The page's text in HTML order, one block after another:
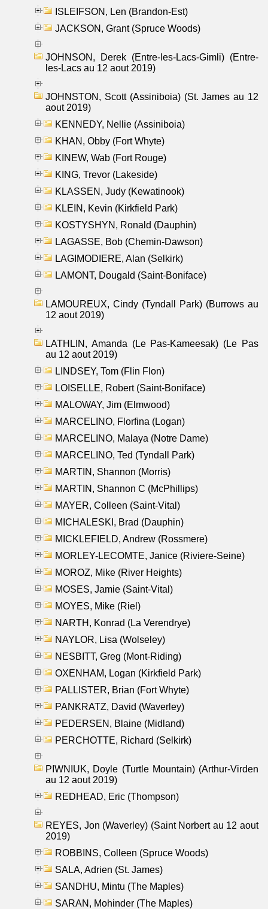
ISLEIFSON, Len (Brandon-Est)
JACKSON, Grant (Spruce Woods)
JOHNSON, Derek (Entre-les-Lacs-Gimli) (Entre-
les-Lacs au 12 aout 2019)
JOHNSTON, Scott (Assiniboia) (St. James au 12
aout 2019)
KENNEDY, Nellie (Assiniboia)
KHAN, Obby (Fort Whyte)
KINEW, Wab (Fort Rouge)
KING, Trevor (Lakeside)
KLASSEN, Judy (Kewatinook)
KLEIN, Kevin (Kirkfield Park)
KOSTYSHYN, Ronald (Dauphin)
LAGASSE, Bob (Chemin-Dawson)
LAGIMODIERE, Alan (Selkirk)
LAMONT, Dougald (Saint-Boniface)
LAMOUREUX, Cindy (Tyndall Park) (Burrows au
12 aout 2019)
LATHLIN, Amanda (Le Pas-Kameesak) (Le Pas
au 12 aout 2019)
LINDSEY, Tom (Flin Flon)
LOISELLE, Robert (Saint-Boniface)
MALOWAY, Jim (Elmwood)
MARCELINO, Florfina (Logan)
MARCELINO, Malaya (Notre Dame)
MARCELINO, Ted (Tyndall Park)
MARTIN, Shannon (Morris)
MARTIN, Shannon C (McPhillips)
MAYER, Colleen (Saint-Vital)
MICHALESKI, Brad (Dauphin)
MICKLEFIELD, Andrew (Rossmere)
MORLEY-LECOMTE, Janice (Riviere-Seine)
MOROZ, Mike (River Heights)
MOSES, Jamie (Saint-Vital)
MOYES, Mike (Riel)
NARTH, Konrad (La Verendrye)
NAYLOR, Lisa (Wolseley)
NESBITT, Greg (Mont-Riding)
OXENHAM, Logan (Kirkfield Park)
PALLISTER, Brian (Fort Whyte)
PANKRATZ, David (Waverley)
PEDERSEN, Blaine (Midland)
PERCHOTTE, Richard (Selkirk)
PIWNIUK, Doyle (Turtle Mountain) (Arthur-Virden
au 12 aout 2019)
REDHEAD, Eric (Thompson)
REYES, Jon (Waverley) (Saint Norbert au 12 aout
2019)
ROBBINS, Colleen (Spruce Woods)
SALA, Adrien (St. James)
SANDHU, Mintu (The Maples)
SARAN, Mohinder (The Maples)